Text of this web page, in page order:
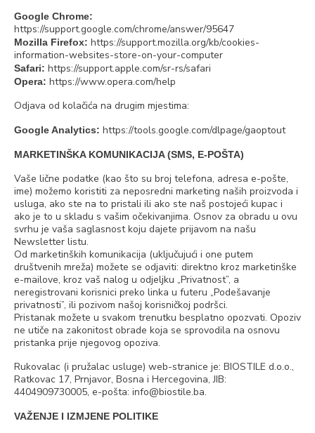
Google Chrome:
https://support.google.com/chrome/answer/95647
Mozilla Firefox: https://support.mozilla.org/kb/cookies-
information-websites-store-on-your-computer
Safari: https://support.apple.com/sr-rs/safari
Opera: https://www.opera.com/help
Odjava od kolačića na drugim mjestima:
Google Analytics: https://tools.google.com/dlpage/gaoptout
MARKETINŠKA KOMUNIKACIJA (SMS, E-POŠTA)
Vaše lične podatke (kao što su broj telefona, adresa e-pošte,
ime) možemo koristiti za neposredni marketing naših proizvoda i
usluga, ako ste na to pristali ili ako ste naš postojeći kupac i
ako je to u skladu s vašim očekivanjima. Osnov za obradu u ovu
svrhu je vaša saglasnost koju dajete prijavom na našu
Newsletter listu.
Od marketinških komunikacija (uključujući i one putem
društvenih mreža) možete se odjaviti: direktno kroz marketinške
e-mailove, kroz vaš nalog u odjeljku „Privatnost”, a
neregistrovani korisnici preko linka u futeru „Podešavanje
privatnosti”, ili pozivom našoj korisničkoj podršci.
Pristanak možete u svakom trenutku besplatno opozvati. Opoziv
ne utiče na zakonitost obrade koja se sprovodila na osnovu
pristanka prije njegovog opoziva.
Rukovalac (i pružalac usluge) web-stranice je: BIOSTILE d.o.o.,
Ratkovac 17, Prnjavor, Bosna i Hercegovina, JIB:
4404909730005, e-pošta: info@biostile.ba.
VAŽENJE I IZMJENE POLITIKE